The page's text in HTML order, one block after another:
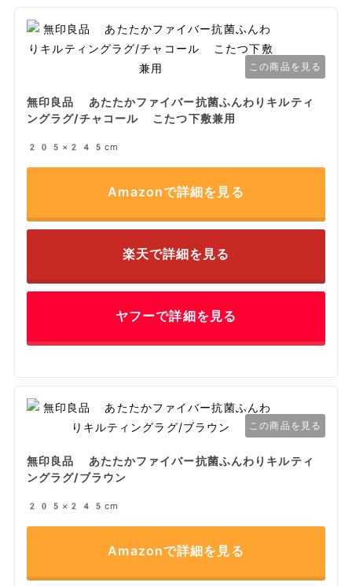
この商品を見る
無印良品 あたたかファイバー抗菌ふんわりキルティ
ングラグ/チャコール こたつ下敷兼用
205×245cm
Amazonで詳細を見る
楽天で詳細を見る
ヤフーで詳細を見る
この商品を見る
無印良品 あたたかファイバー抗菌ふんわりキルティ
ングラグ/ブラウン
205×245cm
Amazonで詳細を見る